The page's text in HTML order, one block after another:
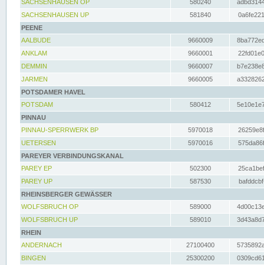
SACHSENHAUSEN OP
580240
SACHSENHAUSEN UP
581840
PEENE
AALBUDE
9660009
ANKLAM
9660001
DEMMIN
9660007
JARMEN
9660005
POTSDAMER HAVEL
POTSDAM
580412
PINNAU
PINNAU-SPERRWERK BP
5970018
UETERSEN
5970016
PAREYER VERBINDUNGSKANAL
PAREY EP
502300
PAREY UP
587530
RHEINSBERGER GEWÄSSER
WOLFSBRUCH OP
589000
WOLFSBRUCH UP
589010
RHEIN
ANDERNACH
27100400
BINGEN
25300200